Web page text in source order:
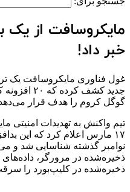
مایکروسافت از یک
خبر داد!
جدید کشف
گوگل کروم را هدف قرار
تیم واکنش به تهدیدات امنیتی
نوامبر گذشته شناسایی شد و
ذخیره‌شده در مرورگر،
ذخیره‌شده در کلیپ‌بورد را